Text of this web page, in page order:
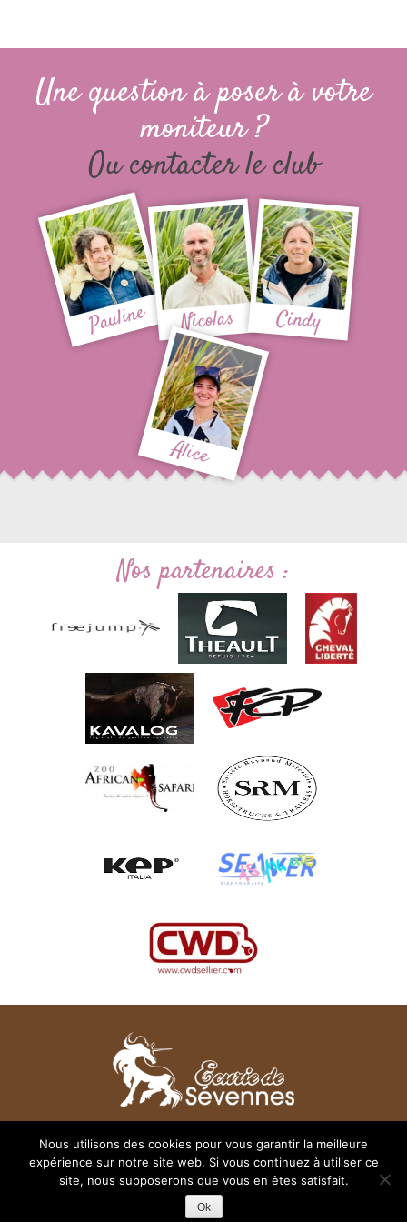
Une question à poser à votre
moniteur ?
Ou contacter le club
Pauline Nicolas Cindy
Alice
Nos partenaires :
(rocade sortie « La Salvetat Saint Gilles)
Tél. : 05 61 11 19 16
Ecurie de Sevennes
Nous utilisons des cookies pour vous garantir la meilleure
expérience sur notre site web. Si vous continuez à utiliser ce
site, nous supposerons que vous en êtes satisfait.
Ok